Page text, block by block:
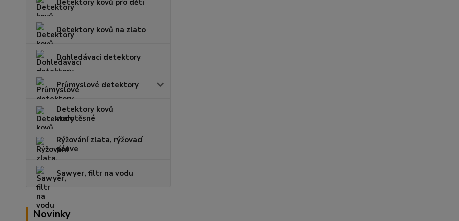
Detektory kovů pro děti
Detektory kovů na zlato
Dohledávací detektory
Průmyslové detektory
Detektory kovů
vodotěsné
Rýžování zlata, rýžovací
pánve
Sawyer, filtr na vodu
Novinky